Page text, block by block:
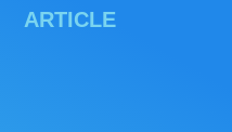
ARTICLE